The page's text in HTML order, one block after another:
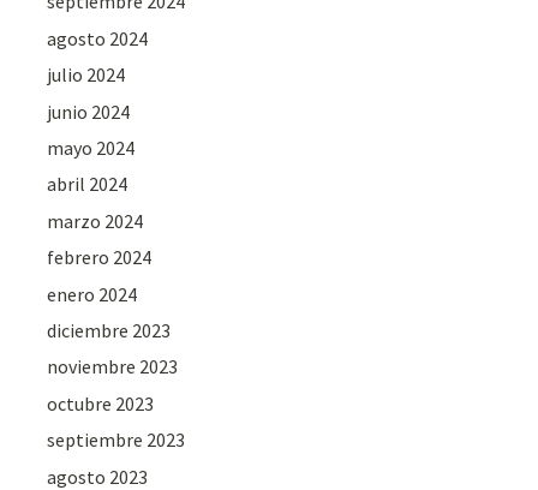
agosto 2024
julio 2024
junio 2024
mayo 2024
abril 2024
marzo 2024
febrero 2024
enero 2024
diciembre 2023
noviembre 2023
octubre 2023
septiembre 2023
agosto 2023